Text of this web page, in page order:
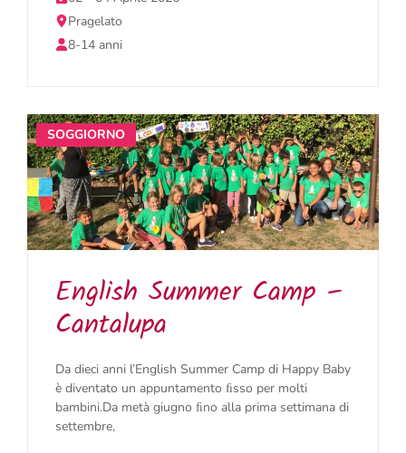
Pragelato
8-14 anni
SOGGIORNO
English Summer Camp –
Cantalupa
Da dieci anni l’English Summer Camp di Happy Baby
è diventato un appuntamento ﬁsso per molti
bambini.Da metà giugno ﬁno alla prima settimana di
settembre,